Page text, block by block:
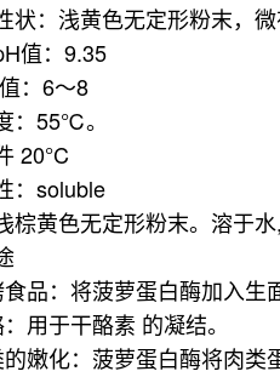
状：浅黄色无定形粉末，微
值：9.35
：6～8
：55℃。
20°C
：soluble
棕黄色无定形粉末。溶于
品：将菠萝蛋白酶加入
用于干酪素 的凝结。
嫩化：菠萝蛋白酶将肉